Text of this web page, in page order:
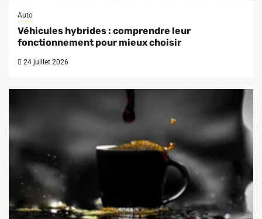
Auto
Véhicules hybrides : comprendre leur
fonctionnement pour mieux choisir
24 juillet 2026